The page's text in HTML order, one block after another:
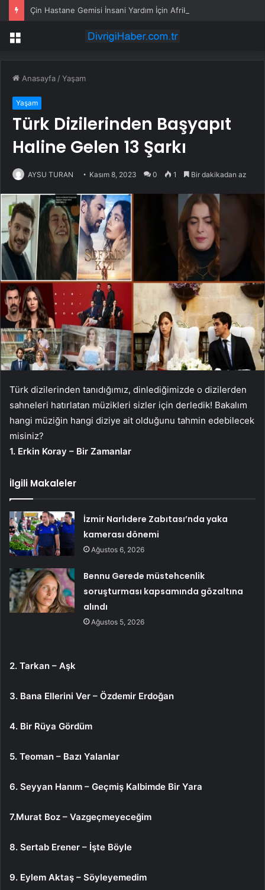
Menü
Anasayfa /Yaşam
Yaşam
Türk Dizilerinden Başyapıt
Haline Gelen 13 Şarkı
AYSU TURAN Kasım 8, 2023 0 1 Bir dakikadan az
Türk dizilerinden tanıdığımız, dinlediğimizde o dizilerden
sahneleri hatırlatan müzikleri sizler için derledik! Bakalım
hangi müziğin hangi diziye ait olduğunu tahmin edebilecek
misiniz?
1. Erkin Koray – Bir Zamanlar
İlgili Makaleler
İzmir Narlıdere Zabıtası’nda yaka
kamerası dönemi
Ağustos 6, 2026
Bennu Gerede müstehcenlik
soruşturması kapsamında gözaltına
alındı
Ağustos 5, 2026
2. Tarkan – Aşk
3. Bana Ellerini Ver – Özdemir Erdoğan
4. Bir Rüya Gördüm
5. Teoman – Bazı Yalanlar
6. Seyyan Hanım – Geçmiş Kalbimde Bir Yara
7.Murat Boz – Vazgeçmeyeceğim
8. Sertab Erener – İşte Böyle
9. Eylem Aktaş – Söyleyemedim